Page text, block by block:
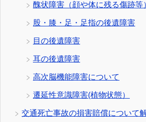
醜状障害（顔や体に残る傷跡等
股・膝・足・足指の後遺障害
目の後遺障害
耳の後遺障害
高次脳機能障害について
遷延性意識障害(植物状態）
交通死亡事故の損害賠償について